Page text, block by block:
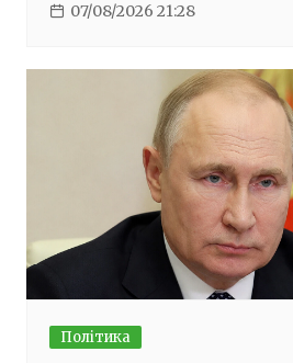
07/08/2026 21:28
Політика